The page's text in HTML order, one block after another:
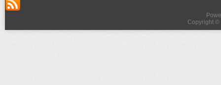
Copyright